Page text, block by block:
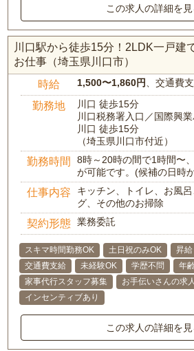
この求人の詳細を見
川口駅から徒歩15分！2LDK一戸建
お仕事（埼玉県川口市）
時給 1,500〜1,860円 、交通費
勤務地
川口 徒歩15分
川口税務署入口／国際興
川口 徒歩15分
（埼玉県川口市付近）
勤務時間
8時～20時の間で1時間〜
が可能です。(候補の日時
仕事内容
キッチン、トイレ、お風
グ、その他のお掃除
契約形態 業務委託
スキマ時間勤務OK 土日祝のみOK
昇給
交通費支給
未経験OK 学歴不問 年
家事代行スタッフ募集
お手伝いさんの求人
インセンティブあり
この求人の詳細を見